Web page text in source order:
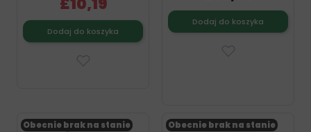
Dodaj do koszyka
Dodaj do koszyka
Obecnie brak na stanie Obecnie brak na stanie